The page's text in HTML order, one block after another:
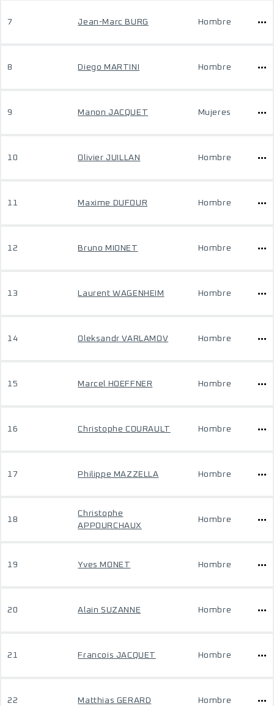
7 Jean-Marc BURG Hombre
8 Diego MARTINI Hombre
9 Manon JACQUET Mujeres
10 Olivier JUILLAN Hombre
11 Maxime DUFOUR Hombre
12 Bruno MIONET Hombre
13 Laurent WAGENHEIM Hombre
14 Oleksandr VARLAMOV Hombre
15 Marcel HOEFFNER Hombre
16 Christophe COURAULT Hombre
17 Philippe MAZZELLA Hombre
18
Christophe
APPOURCHAUX
Hombre
19 Yves MONET Hombre
20 Alain SUZANNE Hombre
21 Francois JACQUET Hombre
22 Matthias GERARD Hombre